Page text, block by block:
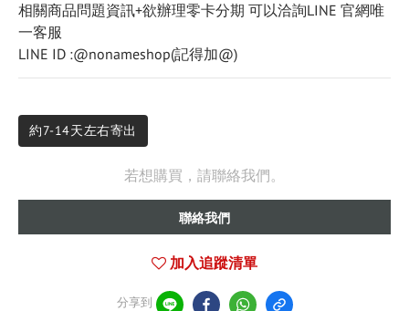
相關商品問題資訊+欲辦理零卡分期 可以洽詢LINE 官網唯
一客服
LINE ID :@nonameshop(記得加@)
約7-14天左右寄出
若想購買，請聯絡我們。
聯絡我們
加入追蹤清單
分享到